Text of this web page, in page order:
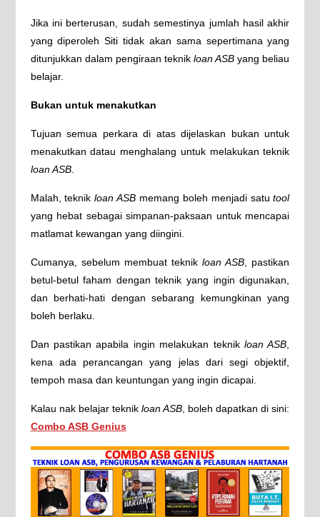
Jika ini berterusan, sudah semestinya jumlah hasil akhir
yang diperoleh Siti tidak akan sama sepertimana yang
ditunjukkan dalam pengiraan teknikloan ASB yang beliau
belajar.
Bukan untuk menakutkan
Tujuan semua perkara di atas dijelaskan bukan untuk
menakutkan datau menghalang untuk melakukan teknik
loan ASB.
Malah, teknikloan ASB memang boleh menjadi satutool
yang hebat sebagai simpanan-paksaan untuk mencapai
matlamat kewangan yang diingini.
Cumanya, sebelum membuat teknikloan ASB , pastikan
betul-betul faham dengan teknik yang ingin digunakan,
dan berhati-hati dengan sebarang kemungkinan yang
boleh berlaku.
Dan pastikan apabila ingin melakukan teknikloan ASB
kena ada perancangan yang jelas dari segi objektif,
tempoh masa dan keuntungan yang ingin dicapai.
Kalau nak belajar teknik loan ASB , boleh dapatkan di sini:
Combo ASB Genius